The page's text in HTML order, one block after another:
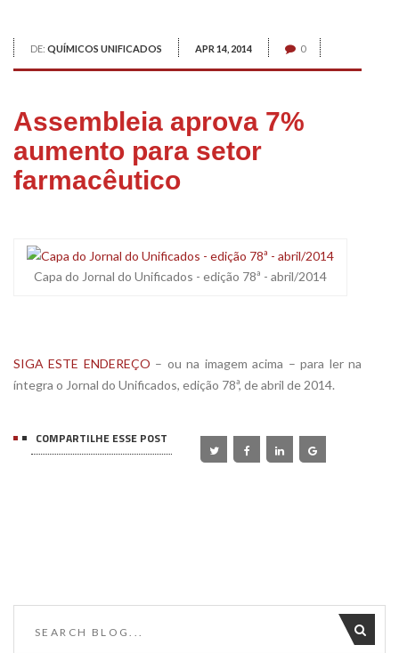
DE: QUÍMICOS UNIFICADOS APR 14, 2014 0
Assembleia aprova 7%
aumento para setor
farmacêutico
Capa do Jornal do Unificados - edição 78ª - abril/2014
SIGA ESTE ENDEREÇO – ou na imagem acima – para ler na
íntegra o Jornal do Unificados, edição 78ª, de abril de 2014.
COMPARTILHE ESSE POST